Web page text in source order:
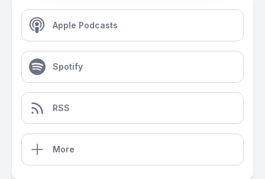
Apple Podcasts
Spotify
RSS
More